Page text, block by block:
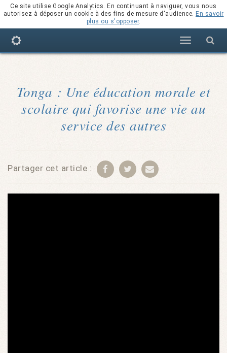
Ce site utilise Google Analytics. En continuant à naviguer, vous nous
autorisez à déposer un cookie à des fins de mesure d'audience. En savoir
plus ou s'opposer.
Navigation
Tonga : Une éducation morale et
scolaire qui favorise une vie au
service des autres
Partager cet article :